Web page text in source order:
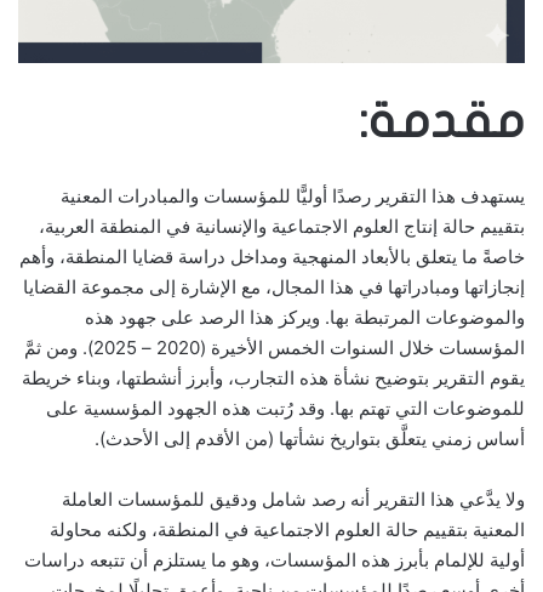
مقدمة:
يستهدف هذا التقرير رصدًا أوليًّا للمؤسسات والمبادرات المعنية
بتقييم حالة إنتاج العلوم الاجتماعية والإنسانية في المنطقة العربية،
خاصةً ما يتعلق بالأبعاد المنهجية ومداخل دراسة قضايا المنطقة، وأهم
إنجازاتها ومبادراتها في هذا المجال، مع الإشارة إلى مجموعة القضايا
والموضوعات المرتبطة بها. ويركز هذا الرصد على جهود هذه
المؤسسات خلال السنوات الخمس الأخيرة (2020 – 2025). ومن ثمَّ
يقوم التقرير بتوضيح نشأة هذه التجارب، وأبرز أنشطتها، وبناء خريطة
للموضوعات التي تهتم بها. وقد رُتبت هذه الجهود المؤسسية على
أساس زمني يتعلَّق بتواريخ نشأتها (من الأقدم إلى الأحدث).
ولا يدَّعي هذا التقرير أنه رصد شامل ودقيق للمؤسسات العاملة
المعنية بتقييم حالة العلوم الاجتماعية في المنطقة، ولكنه محاولة
أولية للإلمام بأبرز هذه المؤسسات، وهو ما يستلزم أن تتبعه دراسات